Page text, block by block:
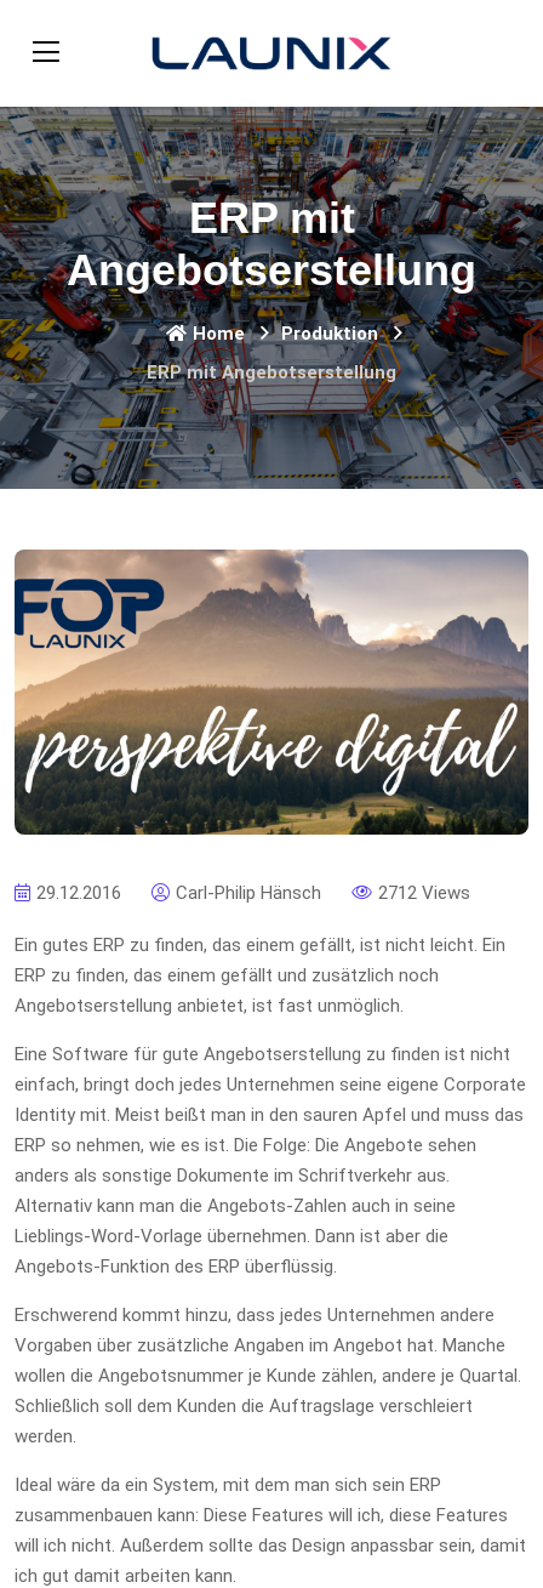
ERP mit
Angebotserstellung
Home
Produktion
ERP mit Angebotserstellung
29.12.2016 Carl-Philip Hänsch 2712 Views
Ein gutes ERP zu finden, das einem gefällt, ist nicht leicht. Ein
ERP zu finden, das einem gefällt und zusätzlich noch
Angebotserstellung anbietet, ist fast unmöglich.
Eine Software für gute Angebotserstellung zu finden ist nicht
einfach, bringt doch jedes Unternehmen seine eigene Corporate
Identity mit. Meist beißt man in den sauren Apfel und muss das
ERP so nehmen, wie es ist. Die Folge: Die Angebote sehen
anders als sonstige Dokumente im Schriftverkehr aus.
Alternativ kann man die Angebots-Zahlen auch in seine
Lieblings-Word-Vorlage übernehmen. Dann ist aber die
Angebots-Funktion des ERP überflüssig.
Erschwerend kommt hinzu, dass jedes Unternehmen andere
Vorgaben über zusätzliche Angaben im Angebot hat. Manche
wollen die Angebotsnummer je Kunde zählen, andere je Quartal.
Schließlich soll dem Kunden die Auftragslage verschleiert
werden.
Ideal wäre da ein System, mit dem man sich sein ERP
zusammenbauen kann: Diese Features will ich, diese Features
will ich nicht. Außerdem sollte das Design anpassbar sein, damit
ich gut damit arbeiten kann.